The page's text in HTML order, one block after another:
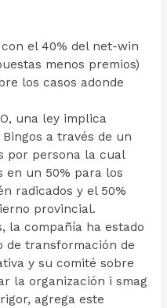
el 40% del net-win
menos premios)
los casos adonde
una ley implica
a través de un
por persona la cual
en un 50% para los
radicados y el 50%
provincial.
la compañía ha estado
de transformación de
y su comité sobre
la organización i smag
agrega este